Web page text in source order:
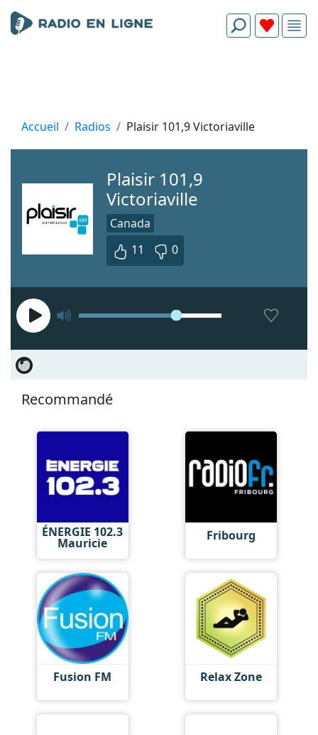
Accueil Radios Plaisir 101,9 Victoriaville
Plaisir 101,9
Victoriaville
Canada
11
0
Recommandé
ÉNERGIE 102.3
Mauricie Fribourg
Fusion FM Relax Zone